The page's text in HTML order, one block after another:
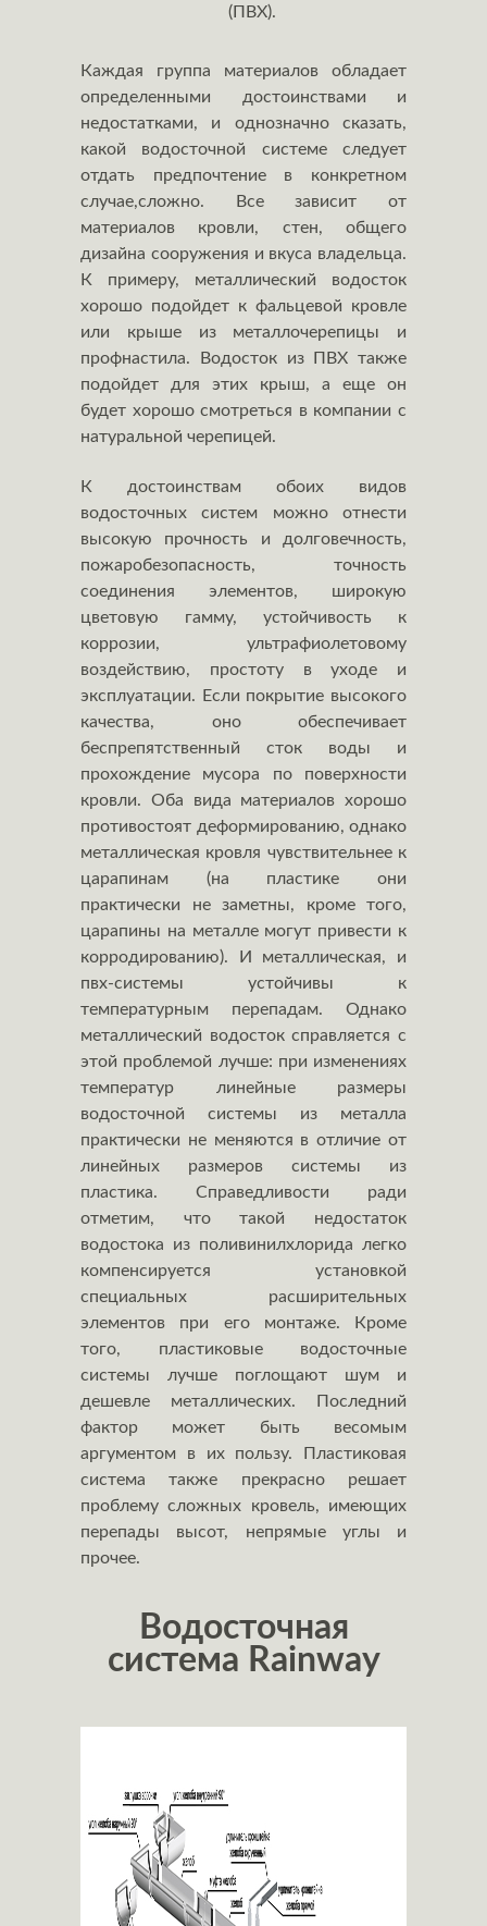
(ПВХ).
Каждая группа материалов обладает
определенными достоинствами и
недостатками, и однозначно сказать,
какой водосточной системе следует
отдать предпочтение в конкретном
случае,сложно. Все зависит от
материалов кровли, стен, общего
дизайна сооружения и вкуса владельца.
К примеру, металлический водосток
хорошо подойдет к фальцевой кровле
или крыше из металлочерепицы и
профнастила. Водосток из ПВХ также
подойдет для этих крыш, а еще он
будет хорошо смотреться в компании с
натуральной черепицей.
К достоинствам обоих видов
водосточных систем можно отнести
высокую прочность и долговечность,
пожаробезопасность, точность
соединения элементов, широкую
цветовую гамму, устойчивость к
коррозии, ультрафиолетовому
воздействию, простоту в уходе и
эксплуатации. Если покрытие высокого
качества, оно обеспечивает
беспрепятственный сток воды и
прохождение мусора по поверхности
кровли. Оба вида материалов хорошо
противостоят деформированию, однако
металлическая кровля чувствительнее к
царапинам (на пластике они
практически не заметны, кроме того,
царапины на металле могут привести к
корродированию). И металлическая, и
пвх-системы устойчивы к
температурным перепадам. Однако
металлический водосток справляется с
этой проблемой лучше: при изменениях
температур линейные размеры
водосточной системы из металла
практически не меняются в отличие от
линейных размеров системы из
пластика. Справедливости ради
отметим, что такой недостаток
водостока из поливинилхлорида легко
компенсируется установкой
специальных расширительных
элементов при его монтаже. Кроме
того, пластиковые водосточные
системы лучше поглощают шум и
дешевле металлических. Последний
фактор может быть весомым
аргументом в их пользу. Пластиковая
система также прекрасно решает
проблему сложных кровель, имеющих
перепады высот, непрямые углы и
прочее.
Водосточная
система Rainway